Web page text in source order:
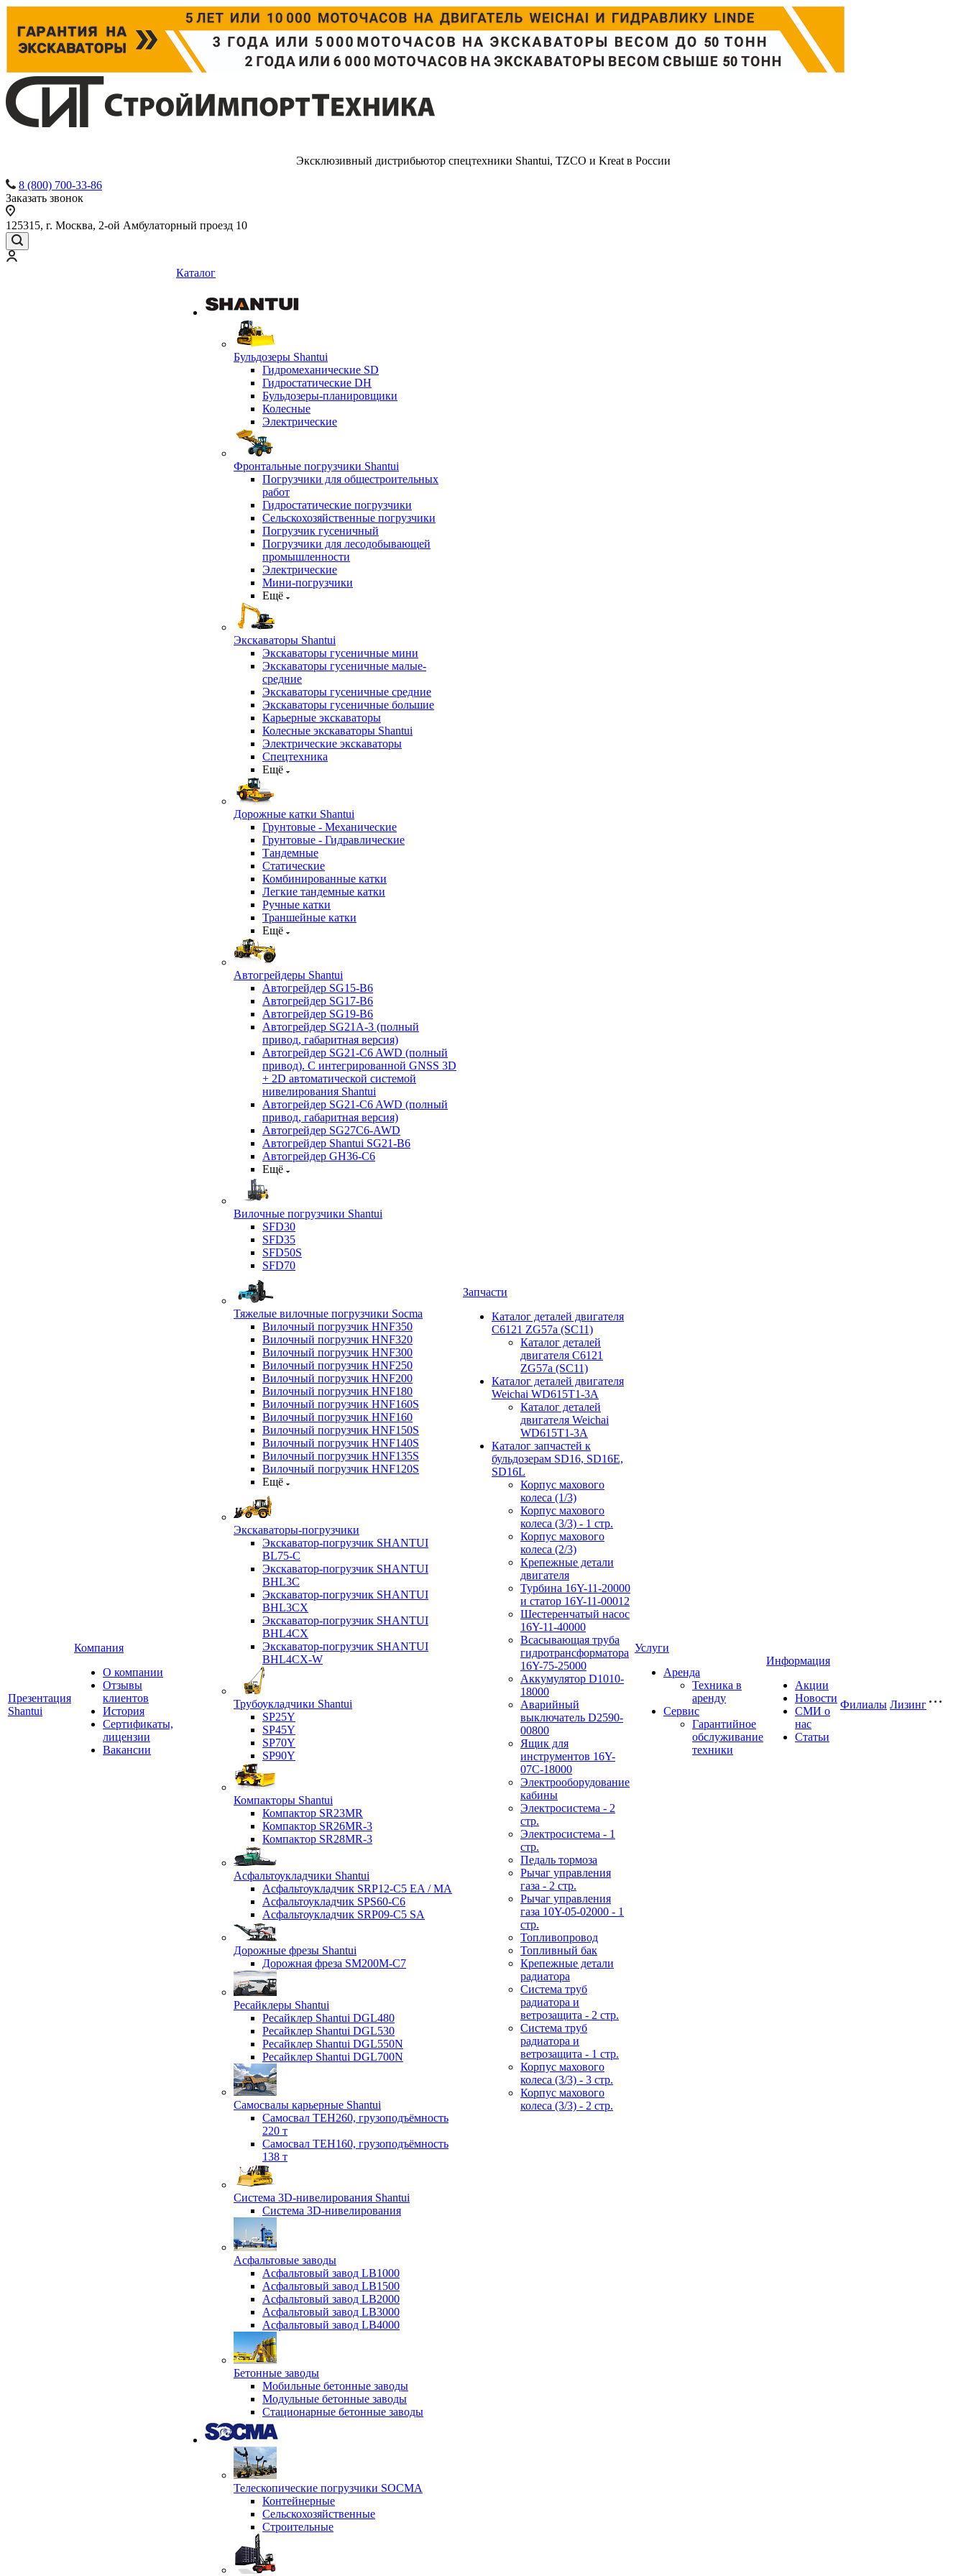
Эксклюзивный дистрибьютор спецтехники Shantui, TZCO и Kreat в России
8 (800) 700-33-86
Заказать звонок
125315, г. Москва, 2-ой Амбулаторный проезд 10
Презентация
Shantui
Компания
О компании
Отзывы
клиентов
История
Сертификаты,
лицензии
Вакансии
Каталог
Бульдозеры Shantui
Гидромеханические SD
Гидростатические DH
Бульдозеры-планировщики
Колесные
Электрические
Фронтальные погрузчики Shantui
Погрузчики для общестроительных
работ
Гидростатические погрузчики
Сельскохозяйственные погрузчики
Погрузчик гусеничный
Погрузчики для лесодобывающей
промышленности
Электрические
Мини-погрузчики
Ещё
Экскаваторы Shantui
Экскаваторы гусеничные мини
Экскаваторы гусеничные малые-
средние
Экскаваторы гусеничные средние
Экскаваторы гусеничные большие
Карьерные экскаваторы
Колесные экскаваторы Shantui
Электрические экскаваторы
Спецтехника
Ещё
Дорожные катки Shantui
Грунтовые - Механические
Грунтовые - Гидравлические
Тандемные
Статические
Комбинированные катки
Легкие тандемные катки
Ручные катки
Траншейные катки
Ещё
Автогрейдеры Shantui
Автогрейдер SG15-B6
Автогрейдер SG17-B6
Автогрейдер SG19-B6
Автогрейдер SG21А-3 (полный
привод, габаритная версия)
Автогрейдер SG21-C6 AWD (полный
привод). С интегрированной GNSS 3D
+ 2D автоматической системой
нивелирования Shantui
Автогрейдер SG21-C6 AWD (полный
привод, габаритная версия)
Автогрейдер SG27C6-AWD
Автогрейдер Shantui SG21-B6
Автогрейдер GH36-C6
Ещё
Вилочные погрузчики Shantui
SFD30
SFD35
SFD50S
SFD70
Тяжелые вилочные погрузчики Socma
Вилочный погрузчик HNF350
Вилочный погрузчик HNF320
Вилочный погрузчик HNF300
Вилочный погрузчик HNF250
Вилочный погрузчик HNF200
Вилочный погрузчик HNF180
Вилочный погрузчик HNF160S
Вилочный погрузчик HNF160
Вилочный погрузчик HNF150S
Вилочный погрузчик HNF140S
Вилочный погрузчик HNF135S
Вилочный погрузчик HNF120S
Ещё
Экскаваторы-погрузчики
Экскаватор-погрузчик SHANTUI
BL75-C
Экскаватор-погрузчик SHANTUI
BHL3C
Экскаватор-погрузчик SHANTUI
BHL3CX
Экскаватор-погрузчик SHANTUI
BHL4CX
Экскаватор-погрузчик SHANTUI
BHL4CX-W
Трубоукладчики Shantui
SP25Y
SP45Y
SP70Y
SP90Y
Компакторы Shantui
Компактор SR23MR
Компактор SR26MR-3
Компактор SR28MR-3
Асфальтоукладчики Shantui
Асфальтоукладчик SRP12-C5 EA / МА
Асфальтоукладчик SPS60-C6
Асфальтоукладчик SRP09-C5 SA
Дорожные фрезы Shantui
Дорожная фреза SM200M-C7
Ресайклеры Shantui
Ресайклер Shantui DGL480
Ресайклер Shantui DGL530
Ресайклер Shantui DGL550N
Ресайклер Shantui DGL700N
Самосвалы карьерные Shantui
Самосвал TEH260, грузоподъёмность
220 т
Самосвал TEH160, грузоподъёмность
138 т
Система 3D-нивелирования Shantui
Система 3D-нивелирования
Асфальтовые заводы
Асфальтовый завод LB1000
Асфальтовый завод LB1500
Асфальтовый завод LB2000
Асфальтовый завод LB3000
Асфальтовый завод LB4000
Бетонные заводы
Мобильные бетонные заводы
Модульные бетонные заводы
Стационарные бетонные заводы
Телескопические погрузчики SOCMA
Контейнерные
Сельскохозяйственные
Строительные
Запчасти
Каталог деталей двигателя
C6121 ZG57a (SC11)
Каталог деталей
двигателя C6121
ZG57a (SC11)
Каталог деталей двигателя
Weichai WD615T1-3A
Каталог деталей
двигателя Weichai
WD615T1-3A
Каталог запчастей к
бульдозерам SD16, SD16E,
SD16L
Корпус махового
колеса (1/3)
Корпус махового
колеса (3/3) - 1 стр.
Корпус махового
колеса (2/3)
Крепежные детали
двигателя
Турбина 16Y-11-20000
и статор 16Y-11-00012
Шестеренчатый насос
16Y-11-40000
Всасывающая труба
гидротрансформатора
16Y-75-25000
Аккумулятор D1010-
18000
Аварийный
выключатель D2590-
00800
Ящик для
инструментов 16Y-
07С-18000
Электрооборудование
кабины
Электросистема - 2
стр.
Электросистема - 1
стр.
Педаль тормоза
Рычаг управления
газа - 2 стр.
Рычаг управления
газа 10Y-05-02000 - 1
стр.
Топливопровод
Топливный бак
Крепежные детали
радиатора
Система труб
радиатора и
ветрозащита - 2 стр.
Система труб
радиатора и
ветрозащита - 1 стр.
Корпус махового
колеса (3/3) - 3 стр.
Корпус махового
колеса (3/3) - 2 стр.
Услуги
Аренда
Техника в
аренду
Сервис
Гарантийное
обслуживание
техники
Информация
Акции
Новости
СМИ о
нас
Статьи
Филиалы Лизинг